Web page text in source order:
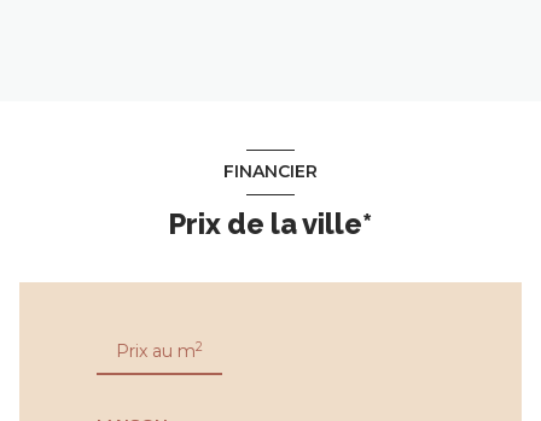
FINANCIER
Prix de la ville*
Prix au m2